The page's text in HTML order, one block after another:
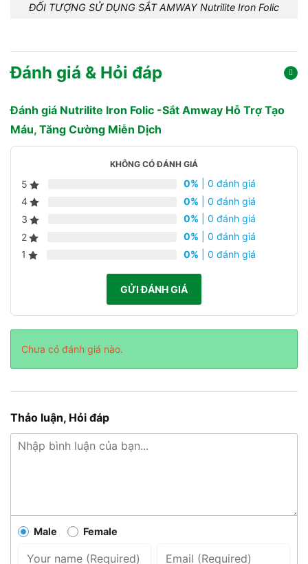
ĐỐI TƯỢNG SỬ DỤNG SẮT AMWAY Nutrilite Iron Folic
Đánh giá & Hỏi đáp
Đánh giá Nutrilite Iron Folic -Sắt Amway Hỗ Trợ Tạo
Máu, Tăng Cường Miễn Dịch
KHÔNG CÓ ĐÁNH GIÁ
5 0% | 0 đánh giá
4
0% | 0 đánh giá
3
0% | 0 đánh giá
2
0% | 0 đánh giá
1
0% | 0 đánh giá
GỬI ĐÁNH GIÁ
Chưa có đánh giá nào.
Thảo luận, Hỏi đáp
Male Female